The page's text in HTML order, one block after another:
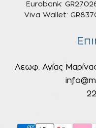
Eurobank:
Viva Wallet:
Λεωφ. Αγίας